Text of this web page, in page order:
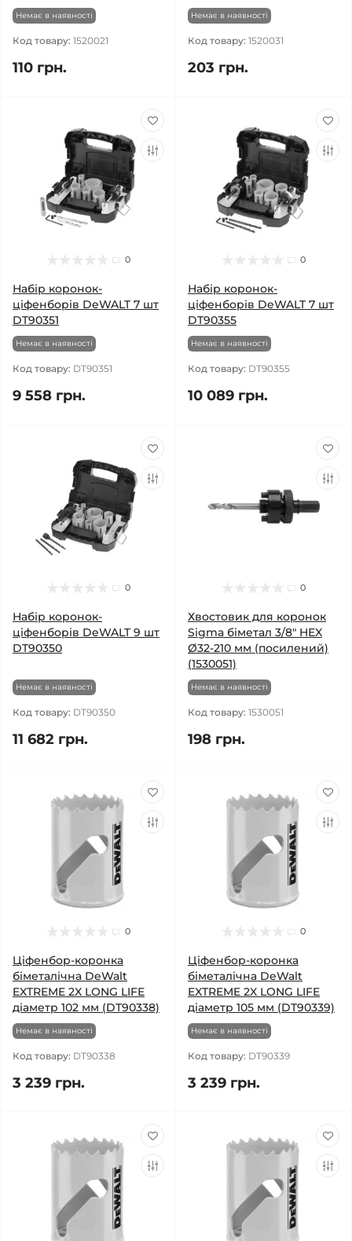
Немає в наявності
Код товару: 1520021
110 грн.
Немає в наявності
Код товару: 1520031
203 грн.
0
Набір коронок-
ціфенборів DeWALT 7 шт
DT90351
Немає в наявності
Код товару: DT90351
9 558 грн.
0
Набір коронок-
ціфенборів DeWALT 7 шт
DT90355
Немає в наявності
Код товару: DT90355
10 089 грн.
0
Набір коронок-
ціфенборів DeWALT 9 шт
DT90350
Немає в наявності
Код товару: DT90350
11 682 грн.
0
Хвостовик для коронок
Sigma біметал 3/8" HEX
Ø32-210 мм (посилений)
(1530051)
Немає в наявності
Код товару: 1530051
198 грн.
0
Ціфенбор-коронка
біметалічна DeWalt
EXTREME 2X LONG LIFE
діаметр 102 мм (DT90338)
Немає в наявності
Код товару: DT90338
3 239 грн.
0
Ціфенбор-коронка
біметалічна DeWalt
EXTREME 2X LONG LIFE
діаметр 105 мм (DT90339)
Немає в наявності
Код товару: DT90339
3 239 грн.